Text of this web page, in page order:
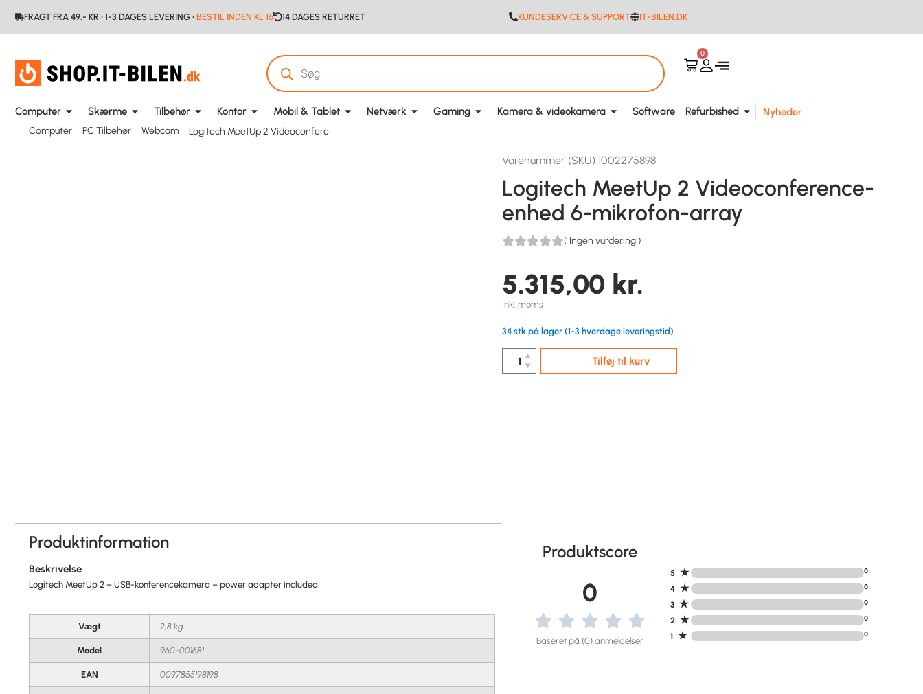
FRAGT FRA 49.- KR • 1-3 DAGES LEVERING • BESTIL INDEN KL 16 14 DAGES RETURRET KUNDESERVICE & SUPPORT IT-BILEN.DK
0
Computer Skærme Tilbehør Kontor Mobil & Tablet Netværk Gaming Kamera & videokamera Software Refurbished Nyheder
Computer PC Tilbehør Webcam Logitech MeetUp 2 Videoconfere
Varenummer (SKU) 1002275898
Logitech MeetUp 2 Videoconference-
enhed 6-mikrofon-array
( Ingen vurdering )
5.315,00 kr.
Inkl. moms
34 stk på lager (1-3 hverdage leveringstid)
▲
▼
Tilføj til kurv
Produktinformation
Beskrivelse
Logitech MeetUp 2 – USB-konferencekamera – power adapter included
Vægt 2,8 kg
Model 960-001681
EAN 0097855198198
Produktscore
0
Baseret på (0) anmeldelser
5 ★ 0
4 ★ 0
3 ★ 0
2 ★ 0
1 ★ 0